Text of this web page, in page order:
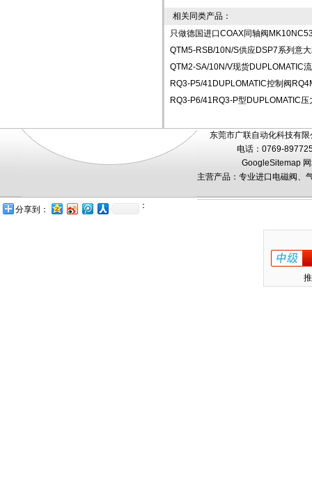
相关同类产品：
只做德国进口COAX同轴阀
QTM5-RSB/10N/S供应DSP7系列意
QTM2-SA/10N/V现货DUPLOMATIC
RQ3-P5/41DUPLOMATIC控制阀
RQ3-P6/41RQ3-P型DUPLOMATIC
东莞市广联自动化科技有
电话：0769-
GoogleSitemap
主营产品：专业进口电磁阀、
：
分享到：